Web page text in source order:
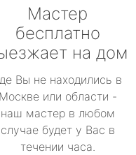
Мастер
бесплатно
на дом
Вы не находились в
Москве или области -
наш мастер в любом
случае будет у Вас в
течении часа.